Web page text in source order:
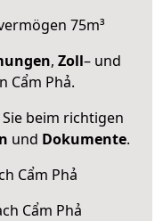
75m³
, Zoll– und
Cẩm Phả.
beim richtigen
und Dokumente.
Cẩm Phả
Cẩm Phả